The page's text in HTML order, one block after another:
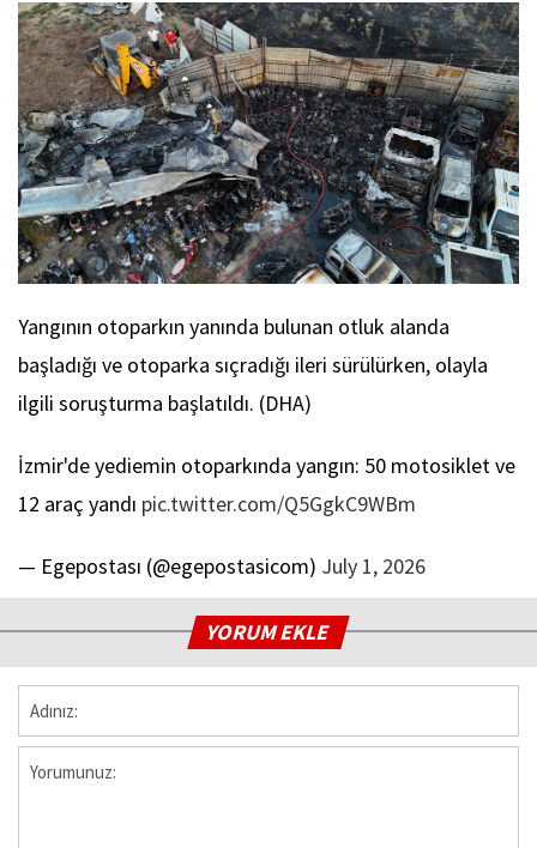
Yangının otoparkın yanında bulunan otluk alanda
başladığı ve otoparka sıçradığı ileri sürülürken, olayla
ilgili soruşturma başlatıldı. (DHA)
İzmir'de yediemin otoparkında yangın: 50 motosiklet ve
12 araç yandı pic.twitter.com/Q5GgkC9WBm
— Egepostası (@egepostasicom) July 1, 2026
YORUM EKLE